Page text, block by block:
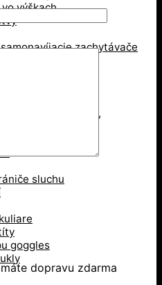
výškach
zachytávače
trojnožky, záchrana,
sluchu
goggles
dopravu zdarma